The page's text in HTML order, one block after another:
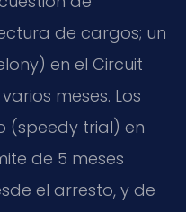
de cargos; un
en el Circuit
meses. Los
(speedy trial) en
de 5 meses
el arresto, y de